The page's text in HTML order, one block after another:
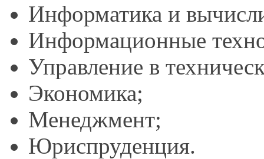
Информатика и
Информационные
Управление в
Экономика;
Менеджмент;
Юриспруденция.